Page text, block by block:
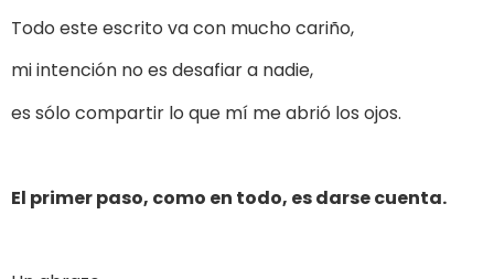
Todo este escrito va con mucho cariño,
mi intención no es desafiar a nadie,
es sólo compartir lo que mí me abrió los ojos.
El primer paso, como en todo, es darse cuenta.